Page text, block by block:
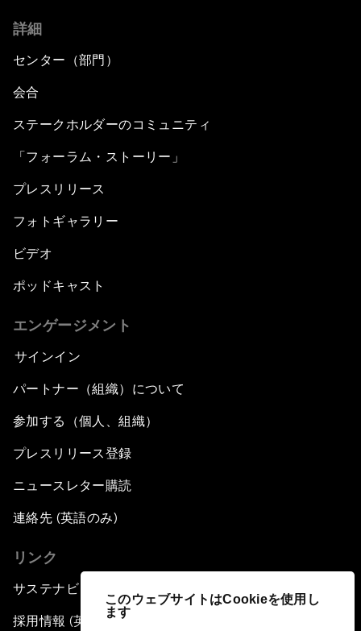
このウェブサイトはCookieを使用し
ます
詳細
センター（部門）
会合
ステークホルダーのコミュニティ
「フォーラム・ストーリー」
プレスリリース
フォトギャラリー
ビデオ
ポッドキャスト
エンゲージメント
サインイン
パートナー（組織）について
参加する（個人、組織）
プレスリリース登録
ニュースレター購読
連絡先 (英語のみ)
リンク
サステナビリティへの取り組み
採用情報 (英語のみ)